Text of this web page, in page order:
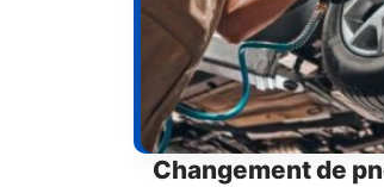
Changement de